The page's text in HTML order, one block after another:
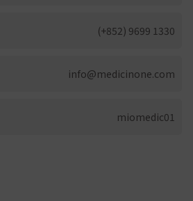
(+852) 9699 1330
info@medicinone.com
miomedic01